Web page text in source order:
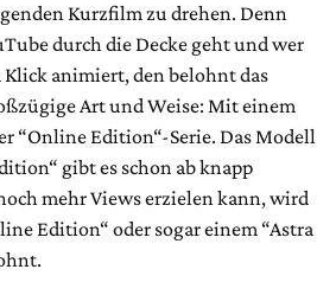
Kurzfilm zu drehen. Denn
durch die Decke geht und wer
Klick animiert, den belohnt das
Art und Weise: Mit einem
“Online Edition“-Serie. Das Modell
gibt es schon ab knapp
mehr Views erzielen kann, wird
Edition“ oder sogar einem “Astra